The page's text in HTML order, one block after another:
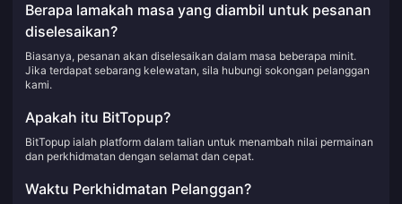
Berapa lamakah masa yang diambil untuk pesanan
diselesaikan?
Biasanya, pesanan akan diselesaikan dalam masa beberapa minit.
Jika terdapat sebarang kelewatan, sila hubungi sokongan pelanggan
kami.
Apakah itu BitTopup?
BitTopup ialah platform dalam talian untuk menambah nilai permainan
dan perkhidmatan dengan selamat dan cepat.
Waktu Perkhidmatan Pelanggan?